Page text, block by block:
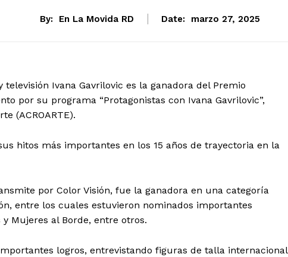
By: En La Movida RD Date: marzo 27, 2025
Ivana Gavrilovic es la ganadora del Premio
por su programa “Protagonistas con Ivana Gavrilovic”,
(ACROARTE).
hitos más importantes en los 15 años de trayectoria en la
por Color Visión, fue la ganadora en una categoría
entre los cuales estuvieron nominados importantes
Mujeres al Borde, entre otros.
logros, entrevistando figuras de talla internacional